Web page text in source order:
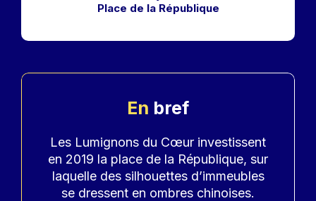
Place de la République
En bref
Accroche
Les Lumignons du Cœur investissent
en 2019 la place de la République, sur
laquelle des silhouettes d’immeubles
se dressent en ombres chinoises.